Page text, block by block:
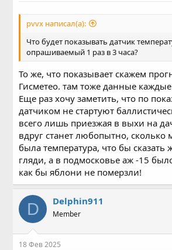
pvvx написал(а):
Что будет показывать датчик
опрашиваемый 1 раз в 3 часа?
То же, что показывает скажем
Гисметео. там тоже данные каждые
Еще раз хочу заметить, что по
датчиком не стартуют
всего лишь приезжая в выхи на
вдруг станет любопытно, сколько
была температура, что бы сказать
гляди, а в подмосковье аж -15
как бы яблони не померзли!
D Delphin911
Member
18 Фев 2025